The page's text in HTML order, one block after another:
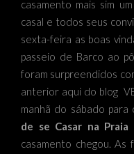
casamento mais sim um
casal e todos seus
sexta-feira as boas
passeio de Barco ao
foram surpreendidos
anterior aqui do blog
manhã do sábado
de se Casar na Praia
casamento chegou.